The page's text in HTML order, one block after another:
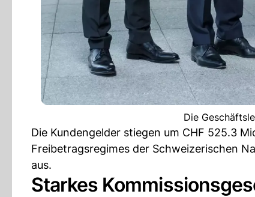
Die
Die Kundengelder stiegen um CHF 525.3
Freibetragsregimes der Schweizerischen
aus.
Starkes